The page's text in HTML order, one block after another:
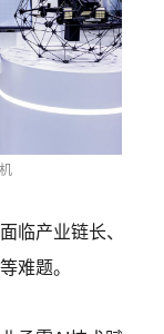
临产业链长、
难题。